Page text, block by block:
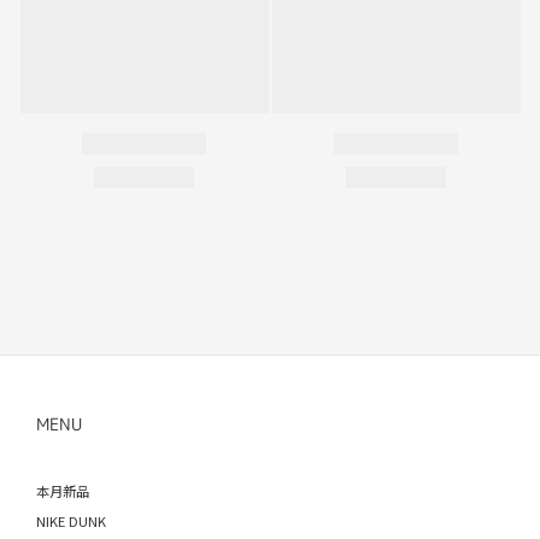
MENU
本月新品
NIKE DUNK